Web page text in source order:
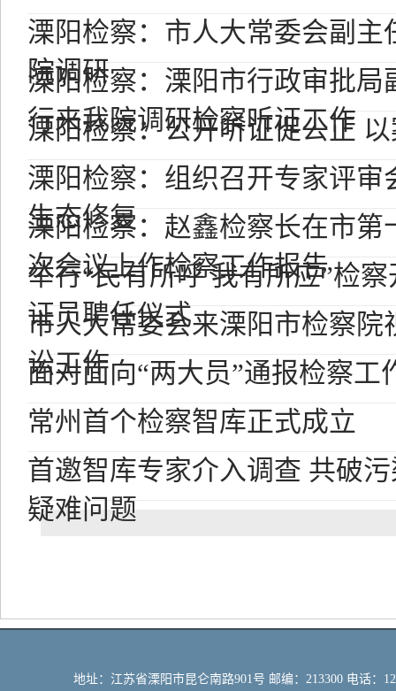
溧阳检察：市人大常委会副主
院调研
溧阳检察：溧阳市行政审批局
行来我院调研检察听证工作
溧阳检察：公开听证促公正
溧阳检察：组织召开专家评审
生态修复
溧阳检察：赵鑫检察长在市第
次会议上作检察工作报告
举行“民有所呼 我有所应”检
证员聘任仪式
市人大常委会来溧阳市检察院
讼工作
面对面向“两大员”通报检察工
常州首个检察智库正式成立
首邀智库专家介入调查 共破
疑难问题
地址：江苏省溧阳市昆仑南路901号 邮编：213300 电话：